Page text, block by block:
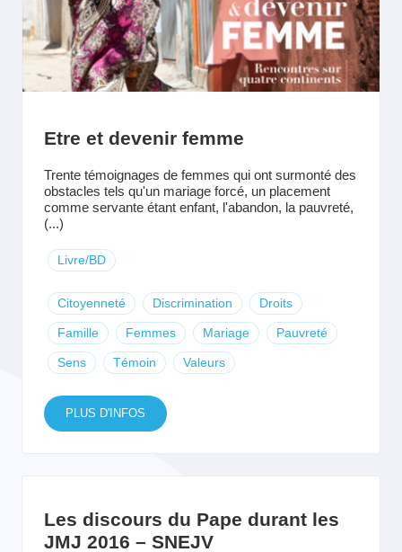
Etre et devenir femme
Trente témoignages de femmes qui ont surmonté des
obstacles tels qu'un mariage forcé, un placement
comme servante étant enfant, l'abandon, la pauvreté,
(...)
Livre/BD
Citoyenneté Discrimination Droits
Famille Femmes Mariage Pauvreté
Sens Témoin Valeurs
PLUS D'INFOS
Les discours du Pape durant les
JMJ 2016 – SNEJV